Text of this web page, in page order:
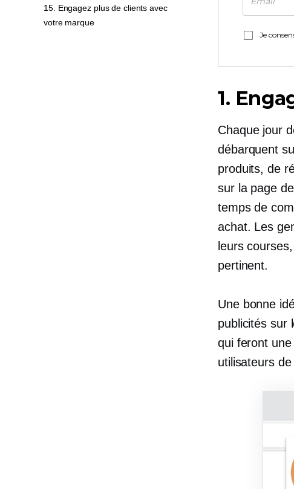
Je
1.
Chaque jour
débarquent
produits, de
sur la page
temps de
achat. Les
leurs
pertinent.
Une bonne
publicités sur
qui feront
utilisateurs
15. Engagez plus de clients avec
votre marque